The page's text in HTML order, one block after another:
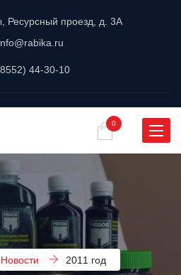
Ресурсный проезд, д. 3А
44-30-10
0
Новости 2011 год